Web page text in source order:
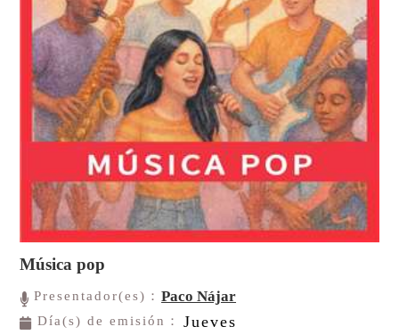
Música pop
Presentador(es)：Paco Nájar
Día(s) de emisión： Jueves